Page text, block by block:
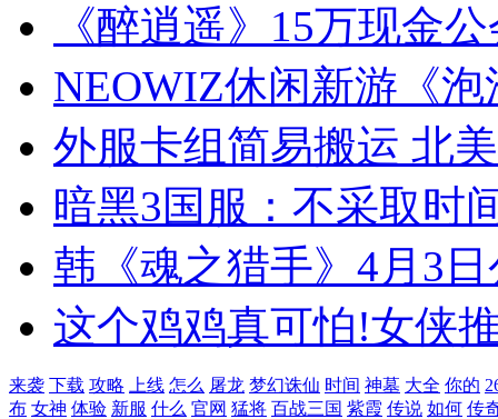
《醉逍遥》15万现金
NEOWIZ休闲新游《
外服卡组简易搬运 北
暗黑3国服：不采取时
韩《魂之猎手》4月3
这个鸡鸡真可怕!女侠
来袭 下载 攻略 上线 怎么 屠龙 梦幻诛仙 时间 神墓 大全 你的
布 女神 体验 新服 什么 官网 猛将 百战三国 紫霞 传说 如何 传